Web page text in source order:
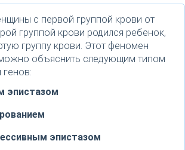
с первой группой крови от
группой крови родился ребенок,
группу крови. Этот феномен
объяснить следующим типом
генов:
эпистазом
эпистазом